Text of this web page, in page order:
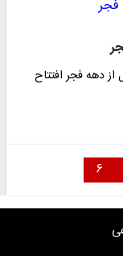
درس تا قبل از دهه فجر افتتاح
۶